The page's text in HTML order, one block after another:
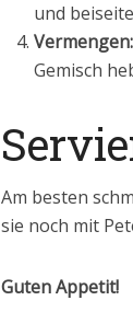
und
Vermengen:
Gemisch
Am besten
sie noch mit
Guten Appetit!